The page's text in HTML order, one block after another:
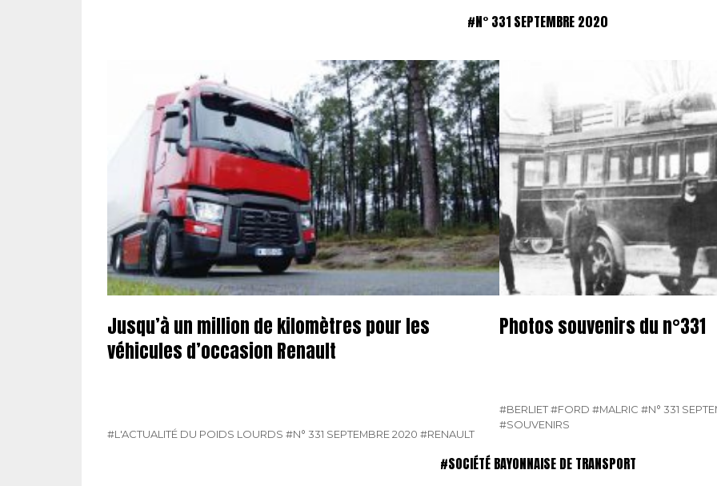
#N° 331 SEPTEMBRE 2020
Jusqu’à un million de kilomètres pour les
véhicules d’occasion Renault
#L'ACTUALITÉ DU POIDS LOURDS #N° 331 SEPTEMBRE 2020 #RENAULT
Photos souvenirs du n°331
#BERLIET#FORD #MALRIC #N° 331
#SOUVENIRS
#SOCIÉTÉ BAYONNAISE DE TRANSPORT